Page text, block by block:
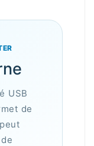
USB
de